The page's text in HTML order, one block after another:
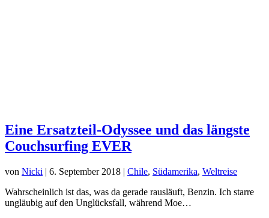
Eine Ersatzteil-Odyssee und das längste
Couchsurfing EVER
von Nicki | 6. September 2018 | Chile, Südamerika, Weltreise
Wahrscheinlich ist das, was da gerade rausläuft, Benzin. Ich starre
ungläubig auf den Unglücksfall, während Moe…